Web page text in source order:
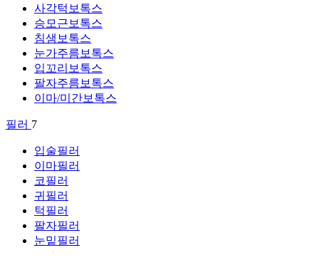
사각턱보톡스
승모근보톡스
침샘보톡스
눈가주름보톡스
입꼬리보톡스
팔자주름보톡스
이마/미간보톡스
필러 7
입술필러
이마필러
코필러
귀필러
턱필러
팔자필러
눈밑필러